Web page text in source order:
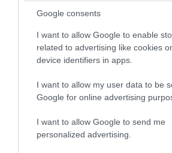
Google consents
I want to allow Google to enable
related to advertising like cookies
device identifiers in apps.
I want to allow my user data to be
Google for online advertising
I want to allow Google to send me
personalized advertising.
αντικείμενα από